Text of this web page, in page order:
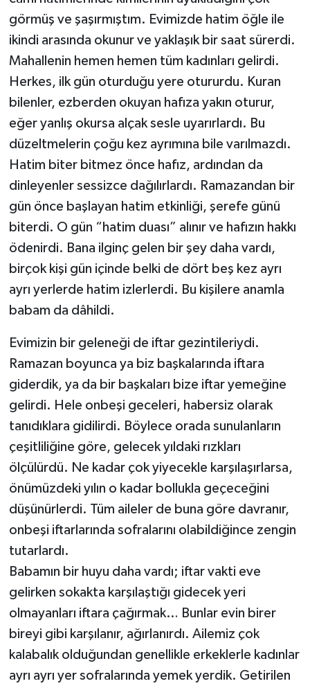
görmüş ve şaşırmıştım. Evimizde hatim öğle ile
ikindi arasında okunur ve yaklaşık bir saat sürerdi.
Mahallenin hemen hemen tüm kadınları gelirdi.
Herkes, ilk gün oturduğu yere otururdu. Kuran
bilenler, ezberden okuyan hafıza yakın oturur,
eğer yanlış okursa alçak sesle uyarırlardı. Bu
düzeltmelerin çoğu kez ayrımına bile varılmazdı.
Hatim biter bitmez önce hafız, ardından da
dinleyenler sessizce dağılırlardı. Ramazandan bir
gün önce başlayan hatim etkinliği, şerefe günü
biterdi. O gün “hatim duası” alınır ve hafızın hakkı
ödenirdi. Bana ilginç gelen bir şey daha vardı,
birçok kişi gün içinde belki de dört beş kez ayrı
ayrı yerlerde hatim izlerlerdi. Bu kişilere anamla
babam da dâhildi.
Evimizin bir geleneği de iftar gezintileriydi.
Ramazan boyunca ya biz başkalarında iftara
giderdik, ya da bir başkaları bize iftar yemeğine
gelirdi. Hele onbeşi geceleri, habersiz olarak
tanıdıklara gidilirdi. Böylece orada sunulanların
çeşitliliğine göre, gelecek yıldaki rızkları
ölçülürdü. Ne kadar çok yiyecekle karşılaşırlarsa,
önümüzdeki yılın o kadar bollukla geçeceğini
düşünürlerdi. Tüm aileler de buna göre davranır,
onbeşi iftarlarında sofralarını olabildiğince zengin
tutarlardı.
Babamın bir huyu daha vardı; iftar vakti eve
gelirken sokakta karşılaştığı gidecek yeri
olmayanları iftara çağırmak… Bunlar evin birer
bireyi gibi karşılanır, ağırlanırdı. Ailemiz çok
kalabalık olduğundan genellikle erkeklerle kadınlar
ayrı ayrı yer sofralarında yemek yerdik. Getirilen